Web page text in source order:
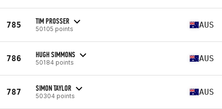
785 TIM PROSSER
50105 points AUS
786 HUGH SIMMONS
50184 points AUS
787 SIMON TAYLOR
50304 points AUS